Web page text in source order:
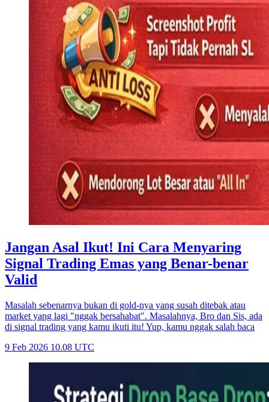
Jangan Asal Ikut! Ini Cara Menyaring
Signal Trading Emas yang Benar-benar
Valid
Masalah sebenarnya bukan di gold-nya yang susah ditebak atau
market yang lagi "nggak bersahabat". Masalahnya, Bro dan Sis, ada
di signal trading yang kamu ikuti itu! Yup, kamu nggak salah baca
9 Feb 2026 10.08 UTC